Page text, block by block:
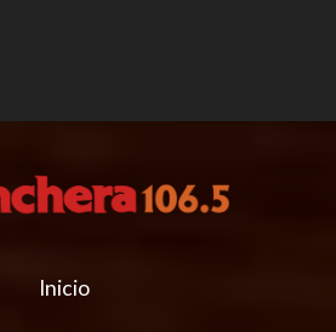
Inicio